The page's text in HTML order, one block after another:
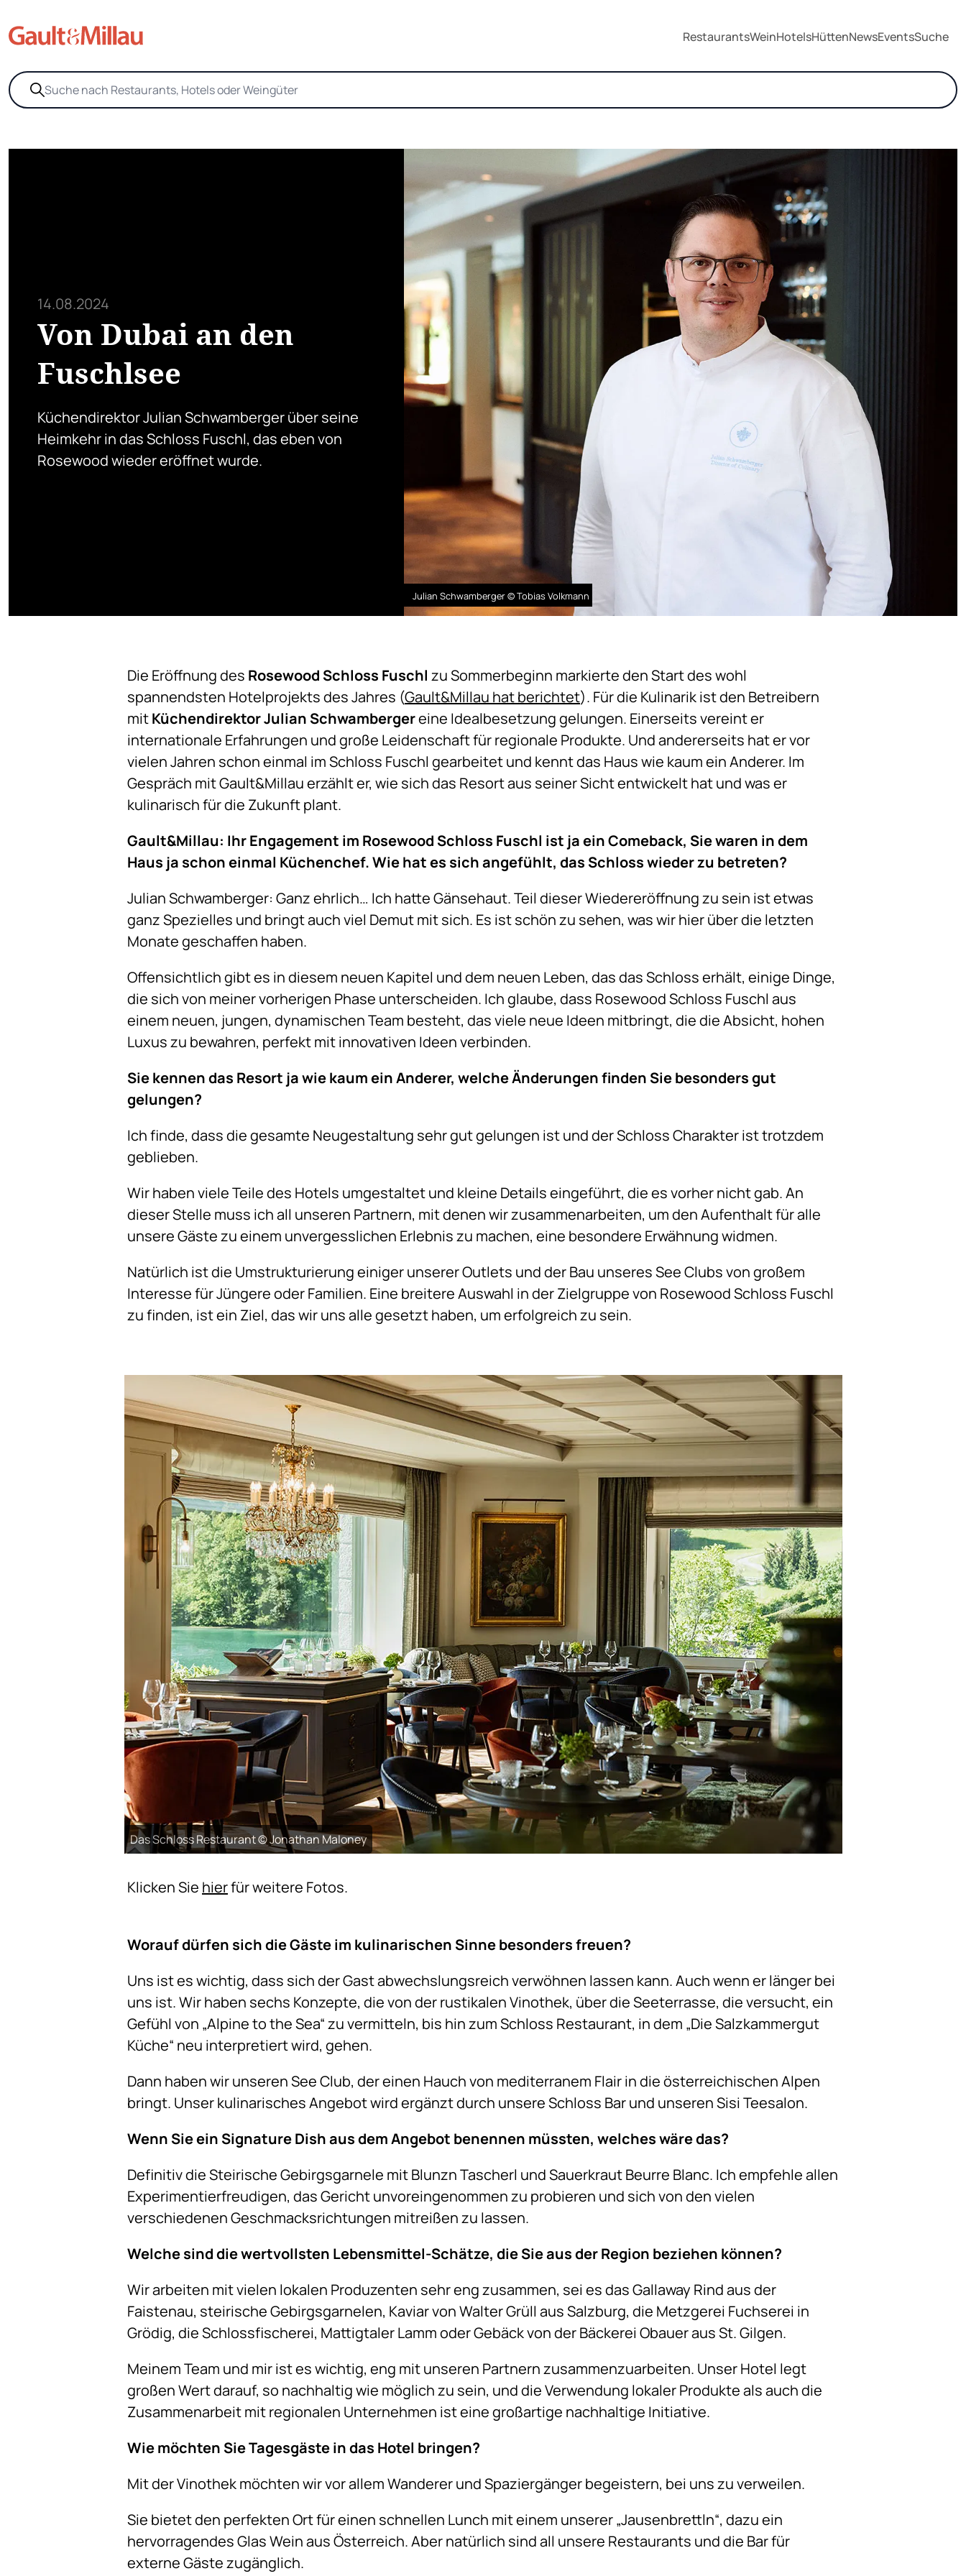
RestaurantsWeinHotelsHüttenNewsEventsSuche
14.08.2024
Von Dubai an den
Fuschlsee
Küchendirektor Julian Schwamberger über seine
Heimkehr in das Schloss Fuschl, das eben von
Rosewood wieder eröffnet wurde.
Julian Schwamberger © Tobias Volkmann
Die Eröffnung des Rosewood Schloss Fuschl zu Sommerbeginn markierte den Start des wohl
spannendsten Hotelprojekts des Jahres (Gault&Millau hat berichtet). Für die Kulinarik ist den Betreibern
mitKüchendirektor Julian Schwambergereine Idealbesetzung gelungen. Einerseits vereint er
internationale Erfahrungen und große Leidenschaft für regionale Produkte. Und andererseits hat er vor
vielen Jahren schon einmal im Schloss Fuschl gearbeitet und kennt das Haus wie kaum ein Anderer. Im
Gespräch mit Gault&Millau erzählt er, wie sich das Resort aus seiner Sicht entwickelt hat und was er
kulinarisch für die Zukunft plant.
Gault&Millau: Ihr Engagement im Rosewood Schloss Fuschl ist ja ein Comeback, Sie waren in dem
Haus ja schon einmal Küchenchef. Wie hat es sich angefühlt, das Schloss wieder zu betreten?
Julian Schwamberger: Ganz ehrlich… Ich hatte Gänsehaut. Teil dieser Wiedereröffnung zu sein ist etwas
ganz Spezielles und bringt auch viel Demut mit sich. Es ist schön zu sehen, was wir hier über die letzten
Monate geschaffen haben.
Offensichtlich gibt es in diesem neuen Kapitel und dem neuen Leben, das das Schloss erhält, einige Dinge,
die sich von meiner vorherigen Phase unterscheiden. Ich glaube, dass Rosewood Schloss Fuschl aus
einem neuen, jungen, dynamischen Team besteht, das viele neue Ideen mitbringt, die die Absicht, hohen
Luxus zu bewahren, perfekt mit innovativen Ideen verbinden.
Sie kennen das Resort ja wie kaum ein Anderer, welche Änderungen finden Sie besonders gut
gelungen?
Ich finde, dass die gesamte Neugestaltung sehr gut gelungen ist und der Schloss Charakter ist trotzdem
geblieben.
Wir haben viele Teile des Hotels umgestaltet und kleine Details eingeführt, die es vorher nicht gab. An
dieser Stelle muss ich all unseren Partnern, mit denen wir zusammenarbeiten, um den Aufenthalt für alle
unsere Gäste zu einem unvergesslichen Erlebnis zu machen, eine besondere Erwähnung widmen.
Natürlich ist die Umstrukturierung einiger unserer Outlets und der Bau unseres See Clubs von großem
Interesse für Jüngere oder Familien. Eine breitere Auswahl in der Zielgruppe von Rosewood Schloss Fuschl
zu finden, ist ein Ziel, das wir uns alle gesetzt haben, um erfolgreich zu sein.
Das Schloss Restaurant © Jonathan Maloney
Klicken Sie hierfür weitere Fotos.
Worauf dürfen sich die Gäste im kulinarischen Sinne besonders freuen?
Uns ist es wichtig, dass sich der Gast abwechslungsreich verwöhnen lassen kann. Auch wenn er länger bei
uns ist. Wir haben sechs Konzepte, die von der rustikalen Vinothek, über die Seeterrasse, die versucht, ein
Gefühl von „Alpine to the Sea“ zu vermitteln, bis hin zum Schloss Restaurant, in dem „Die Salzkammergut
Küche“ neu interpretiert wird, gehen.
Dann haben wir unseren See Club, der einen Hauch von mediterranem Flair in die österreichischen Alpen
bringt. Unser kulinarisches Angebot wird ergänzt durch unsere Schloss Bar und unseren Sisi Teesalon.
Wenn Sie ein Signature Dish aus dem Angebot benennen müssten, welches wäre das?
Definitiv die Steirische Gebirgsgarnele mit Blunzn Tascherl und Sauerkraut Beurre Blanc. Ich empfehle allen
Experimentierfreudigen, das Gericht unvoreingenommen zu probieren und sich von den vielen
verschiedenen Geschmacksrichtungen mitreißen zu lassen.
Welche sind die wertvollsten Lebensmittel-Schätze, die Sie aus der Region beziehen können?
Wir arbeiten mit vielen lokalen Produzenten sehr eng zusammen, sei es das Gallaway Rind aus der
Faistenau, steirische Gebirgsgarnelen, Kaviar von Walter Grüll aus Salzburg, die Metzgerei Fuchserei in
Grödig, die Schlossfischerei, Mattigtaler Lamm oder Gebäck von der Bäckerei Obauer aus St. Gilgen.
Meinem Team und mir ist es wichtig, eng mit unseren Partnern zusammenzuarbeiten. Unser Hotel legt
großen Wert darauf, so nachhaltig wie möglich zu sein, und die Verwendung lokaler Produkte als auch die
Zusammenarbeit mit regionalen Unternehmen ist eine großartige nachhaltige Initiative.
Wie möchten Sie Tagesgäste in das Hotel bringen?
Mit der Vinothek möchten wir vor allem Wanderer und Spaziergänger begeistern, bei uns zu verweilen.
Sie bietet den perfekten Ort für einen schnellen Lunch mit einem unserer „Jausenbrettln“, dazu ein
hervorragendes Glas Wein aus Österreich. Aber natürlich sind all unsere Restaurants und die Bar für
externe Gäste zugänglich.